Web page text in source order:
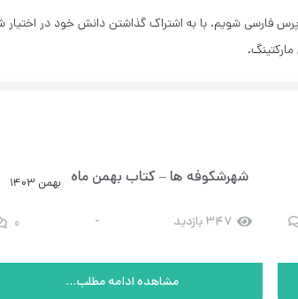
فارسی شویم. با به اشتراک گذاشتن دانش خود در
بهمن 1403
شهرشکوفه ها – کتاب بهمن ماه – شماره 12
347 بازدید -
0
مشاهده ادامه مطلب...